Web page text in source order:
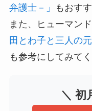
弁護士－」
もおす
また、ヒューマン
田とわ子と三人の
も参考にしてみてく
＼ 初